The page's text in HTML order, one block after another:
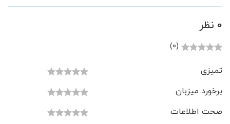
0 نظر
(0)
تمیزی
برخورد میزبان
صحت اطلاعات